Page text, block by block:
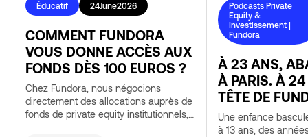
Éducatif 24June2026
COMMENT FUNDORA
VOUS DONNE ACCÈS AUX
FONDS DÈS 100 EUROS ?
Chez Fundora, nous négocions
directement des allocations auprès de
fonds de private equity institutionnels,
Podcasts Private
Equity &
Investissement |
Fundora
À 23 ANS,
À PARIS. À
TÊTE DE
Une enfance
à 13 ans, des